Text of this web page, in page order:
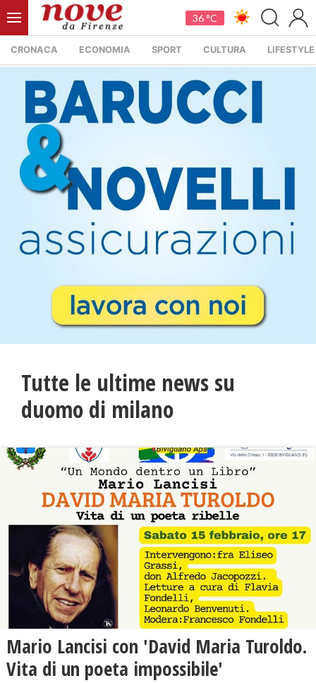
36 °C
CRONACA ECONOMIA SPORT CULTURA LIFESTYLE
Tutte le ultime news su
duomo di milano
Mario Lancisi con 'David Maria Turoldo.
Vita di un poeta impossibile'